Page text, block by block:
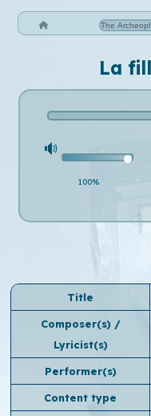
The
La
100%
Title
Composer(s) /
Lyricist(s)
Performer(s)
Content type